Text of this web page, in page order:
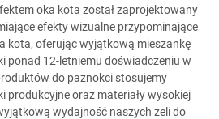
oka kota został zaprojektowany
efekty wizualne przypominające
kota, oferując wyjątkową mieszankę
ponad 12-letniemu doświadczeniu w
do paznokci stosujemy
produkcyjne oraz materiały wysokiej
wydajność naszych żeli do